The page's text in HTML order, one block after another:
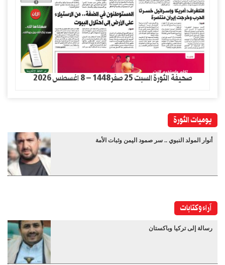
صحيفة الثورة السبت 25 صفر1448 – 8 اغسطس 2026
يوميات الثورة
أنوار المولد النبوي .. سر صمود اليمن وثبات الأمة
آراء وكتابات
رسالة إلى تركيا وباكستان